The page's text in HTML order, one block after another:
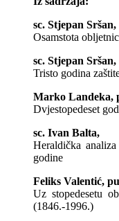
sc. Stjepan Sršan,
Osamstota
sc. Stjepan Sršan,
Tristo godina
Marko Landeka,
Dvjestopedeset
sc. Ivan Balta,
Heraldička
godine
Feliks Valentić,
Uz stopedesetu
(1846.-1996.)